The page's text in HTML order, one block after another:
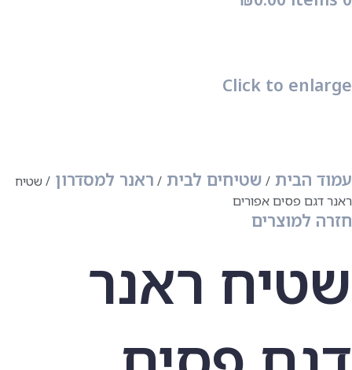
Click to enlarge
עמוד הבית שטיחים לבית ראנר למסדרון
שטיח
ראנר דגם פסים אפורים
חזרה למוצרים
שטיח ראנר